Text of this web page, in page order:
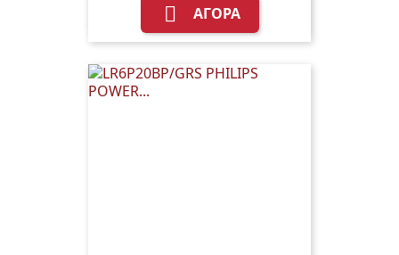
 ΑΓΟΡΆ